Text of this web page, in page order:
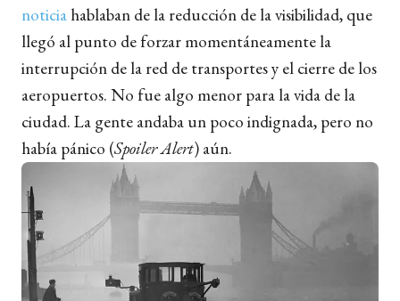
noticia hablaban de la reducción de la visibilidad, que
llegó al punto de forzar momentáneamente la
interrupción de la red de transportes y el cierre de los
aeropuertos. No fue algo menor para la vida de la
ciudad. La gente andaba un poco indignada, pero no
había pánico (Spoiler Alert) aún.